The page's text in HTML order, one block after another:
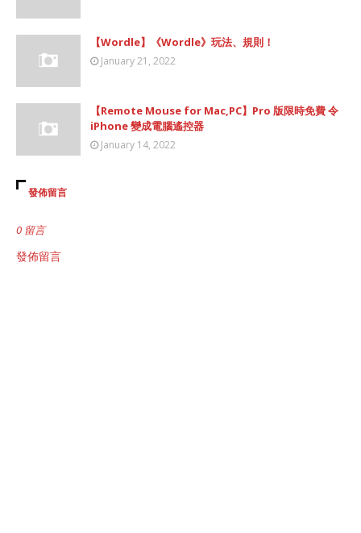
【Wordle】《Wordle》玩法、規則！
January 21, 2022
【Remote Mouse for Mac,PC】Pro 版限時免費 令
iPhone 變成電腦遙控器
January 14, 2022
發佈留言
0 留言
發佈留言